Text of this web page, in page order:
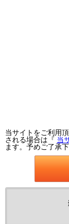
当サイトをご利用
される場合は『 当
ます。予めご了承下